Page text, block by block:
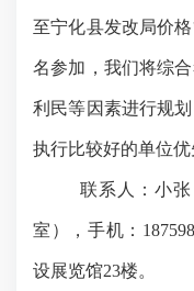
至宁化县发改局价
名参加，我们将综
利民等因素进行规
执行比较好的单位优
联系人：小张
室），手机：
设展览馆23楼。